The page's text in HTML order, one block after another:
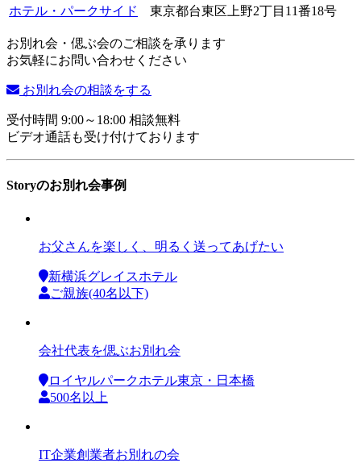
ホテル・パークサイド 東京都台東区上野2丁目11番18号
お別れ会・偲ぶ会のご相談を承ります
お気軽にお問い合わせください
お別れ会の相談をする
受付時間 9:00～18:00 相談無料
ビデオ通話も受け付けております
Storyのお別れ会事例
お父さんを楽しく、明るく送ってあげたい
新横浜グレイスホテル
ご親族(40名以下)
会社代表を偲ぶお別れ会
ロイヤルパークホテル東京・日本橋
500名以上
IT企業創業者お別れの会